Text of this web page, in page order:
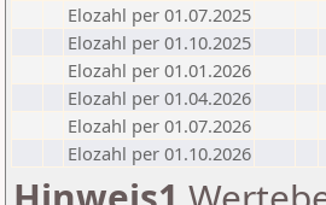
Elozahl per 01.07.2025
Elozahl per 01.10.2025
Elozahl per 01.01.2026
Elozahl per 01.04.2026
Elozahl per 01.07.2026
Elozahl per 01.10.2026